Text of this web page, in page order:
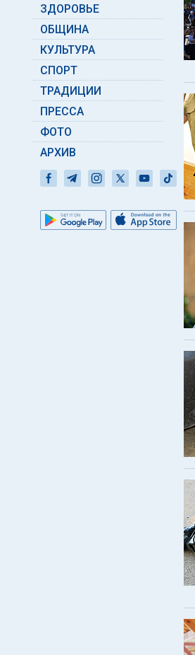
ЗДОРОВЬЕ
ОБЩИНА
КУЛЬТУРА
СПОРТ
ТРАДИЦИИ
ПРЕССА
ФОТО
АРХИВ